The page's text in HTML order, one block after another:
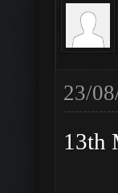
23/
13th